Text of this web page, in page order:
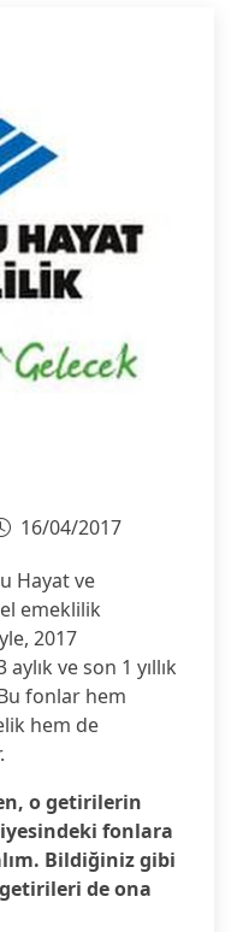
16/04/2017
Hayat ve
emeklilik
2017
ve son 1 yıllık
fonlar hem
hem de
o getirilerin
fonlara
Bildiğiniz gibi
de ona